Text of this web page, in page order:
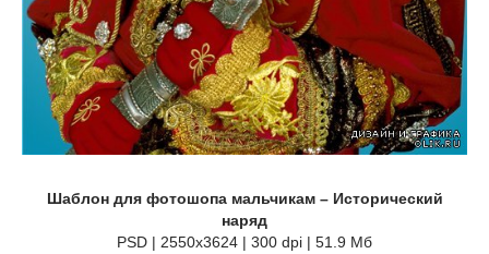
Шаблон для фотошопа мальчикам – Исторический
наряд
PSD | 2550x3624 | 300 dpi | 51.9 Мб